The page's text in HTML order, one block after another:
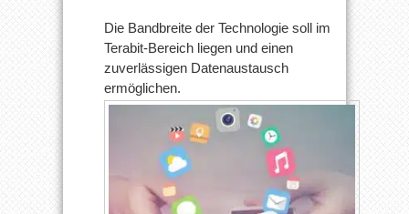
Die Bandbreite der Technologie soll im
Terabit-Bereich liegen und einen
zuverlässigen Datenaustausch
ermöglichen.